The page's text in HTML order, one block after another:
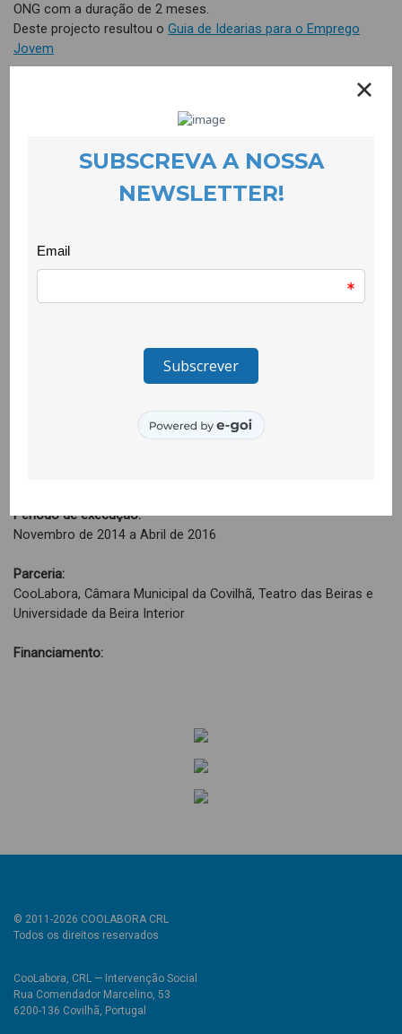
ONG com a duração de 2 meses.
Deste projecto resultou o Guia de Idearias para o Emprego
Jovem
http://ideariacoolabora.wix.com/idearia
Período de execução:
Novembro de 2014 a Abril de 2016
Parceria:
CooLabora, Câmara Municipal da Covilhã, Teatro das Beiras e
Universidade da Beira Interior
Financiamento:
© 2011-2026 COOLABORA CRL
Todos os direitos reservados
CooLabora, CRL — Intervenção Social
Rua Comendador Marcelino, 53
6200-136 Covilhã, Portugal